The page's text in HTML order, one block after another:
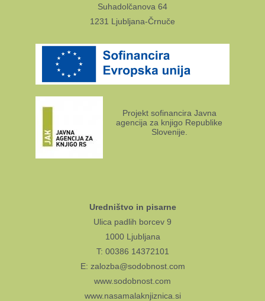
Suhadolčanova 64
1231 Ljubljana-Črnuče
Projekt sofinancira Javna
agencija za knjigo Republike
Slovenije.
Uredništvo in pisarne
Ulica padlih borcev 9
1000 Ljubljana
T: 00386 14372101
E: zalozba@sodobnost.com
www.sodobnost.com
www.nasamalaknjiznica.si